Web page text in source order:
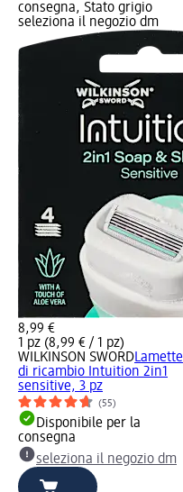
consegna, Stato grigio
seleziona il negozio dm
8,99 €
1 pz (8,99 € / 1 pz)
WILKINSON SWORDLamette
di ricambio Intuition 2in1
sensitive, 3 pz
(55)
Disponibile per la
consegna
seleziona il negozio dm